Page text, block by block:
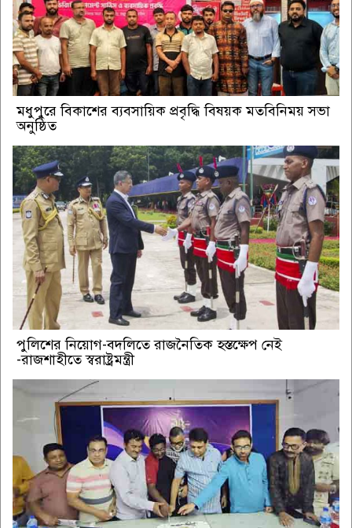
মধুপুরে বিকাশের ব্যবসায়িক প্রবৃদ্ধি বিষয়ক মতবিনিময় সভা
অনুষ্ঠিত
পুলিশের নিয়োগ-বদলিতে রাজনৈতিক হস্তক্ষেপ নেই
-রাজশাহীতে স্বরাষ্ট্রমন্ত্রী